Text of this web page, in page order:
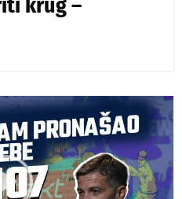
krug –